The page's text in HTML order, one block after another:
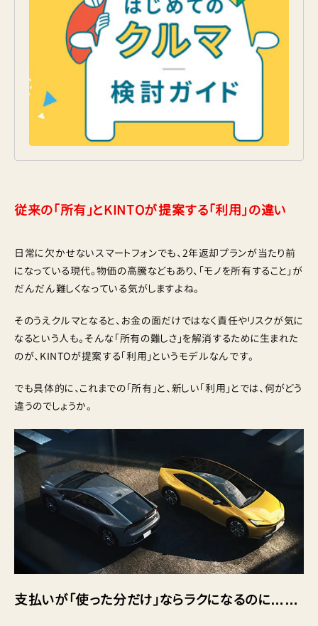
従来の「所有」とKINTOが提案する「利用」の違い
日常に欠かせないスマートフォンでも、2年返却プランが当たり前
になっている現代。物価の高騰などもあり、「モノを所有すること」が
だんだん難しくなっている気がしますよね。
そのうえクルマとなると、お金の面だけではなく責任やリスクが気に
なるという人も。そんな「所有の難しさ」を解消するために生まれた
のが、KINTOが提案する「利用」というモデルなんです。
でも具体的に、これまでの「所有」と、新しい「利用」とでは、何がどう
違うのでしょうか。
支払いが「使った分だけ」ならラクになるのに……